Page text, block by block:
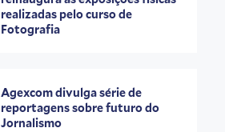
realizadas pelo curso de
Fotografia
Agexcom divulga série de
reportagens sobre futuro do
Jornalismo